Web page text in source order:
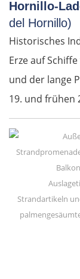
Hornillo-
del Hornillo)
Historisches
Erze auf
und der lange
19. und frühen